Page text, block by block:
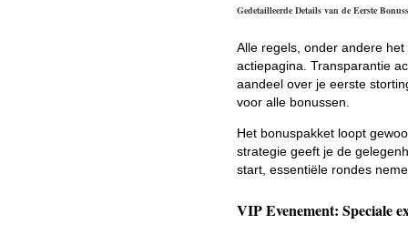
Gedetailleerde Details van de Eerste
Alle regels, onder andere
actiepagina. Transparantie
aandeel over je eerste
voor alle bonussen.
Het bonuspakket loopt
strategie geeft je de
start, essentiële rondes
VIP Evenement: Speciale